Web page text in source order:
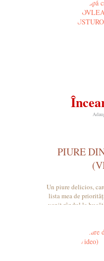
PIURE
Un piure delicios,
lista mea de
venit rândul la